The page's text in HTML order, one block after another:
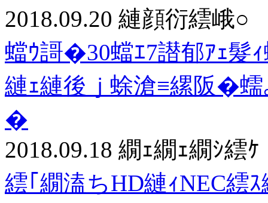
2018.09.20 縺顔衍繧峨○
蟷ｳ謌�30蟷ｴ7譛郁ｱｪ髮
縺ｪ縺後ｊ蜍滄≡縲阪�
�
2018.09.18 繝ｪ繝ｪ繝ｼ繧ｹ
繧｢繝溘ちHD縺ｨNEC繧